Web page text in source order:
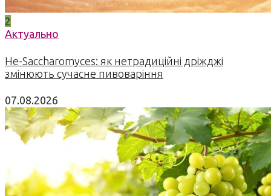
2
Актуально
Не-Saccharomyces: як нетрадиційні дріжджі
змінюють сучасне пивоваріння
07.08.2026